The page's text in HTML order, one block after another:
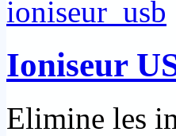
Ioniseur
Elimine les